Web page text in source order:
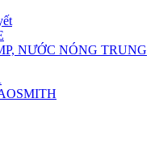
NƯỚC NÓNG TRUNG